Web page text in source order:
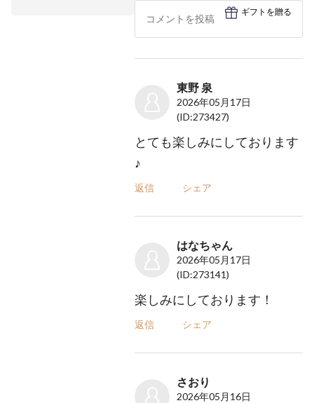
ギフトを贈る
東野 泉
2026年05月17日
(ID:273427)
とても楽しみにしております
♪
返信 シェア
はなちゃん
2026年05月17日
(ID:273141)
楽しみにしております！
返信 シェア
さおり
2026年05月16日